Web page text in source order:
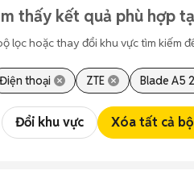
thấy kết quả phù hợp
lọc hoặc thay đổi khu vực tìm kiếm
Điện thoại ZTE Blade A5
Đổi khu vực Xóa tất cả